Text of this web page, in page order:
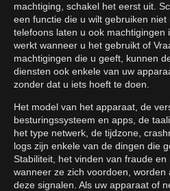
machtiging, schakel het eerst uit.
een functie die u wilt gebruiken
telefoons laten u ook machtigingen
werkt wanneer u het gebruikt of
machtigingen die u geeft, kunnen
diensten ook enkele van uw
zonder dat u iets hoeft te doen.
Het model van het apparaat, de
besturingssysteem en apps, de
het type netwerk, de tijdzone,
logs zijn enkele van de dingen die
Stabiliteit, het vinden van fraude
wanneer ze zich voordoen,
deze signalen. Als uw apparaat of